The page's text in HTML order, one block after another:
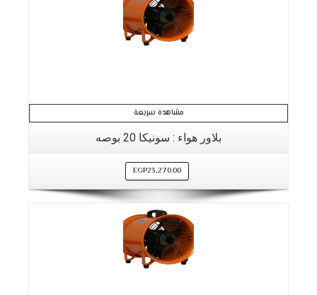
مشاهدة سريعة
بلاور هواء : سونيكا 20 بوصه
EGP23,270.00